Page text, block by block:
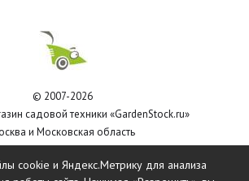
© 2007-2026
садовой техники «GardenStock.ru»
и Московская область
cookie и Яндекс.Метрику для анализа